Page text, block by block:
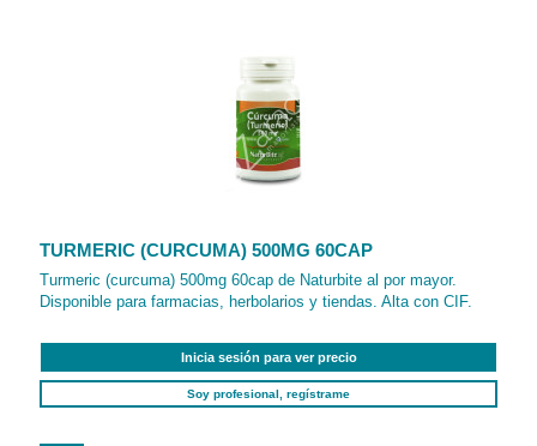
TURMERIC (CURCUMA) 500MG 60CAP
Turmeric (curcuma) 500mg 60cap de Naturbite al por mayor.
Disponible para farmacias, herbolarios y tiendas. Alta con CIF.
Inicia sesión para ver precio
Soy profesional, regístrame